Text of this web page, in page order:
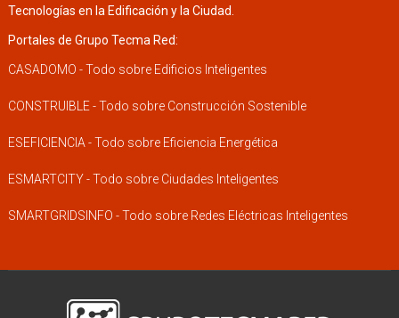
Tecnologías en la Edificación y la Ciudad.
Portales de Grupo Tecma Red:
CASADOMO - Todo sobre Edificios Inteligentes
CONSTRUIBLE - Todo sobre Construcción Sostenible
ESEFICIENCIA - Todo sobre Eficiencia Energética
ESMARTCITY - Todo sobre Ciudades Inteligentes
SMARTGRIDSINFO - Todo sobre Redes Eléctricas Inteligentes